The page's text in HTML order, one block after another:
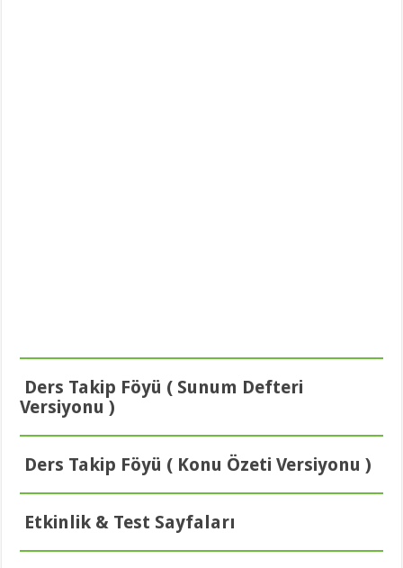
Ders Takip Föyü ( Sunum Defteri
Versiyonu )
Ders Takip Föyü ( Konu Özeti Versiyonu )
Etkinlik & Test Sayfaları